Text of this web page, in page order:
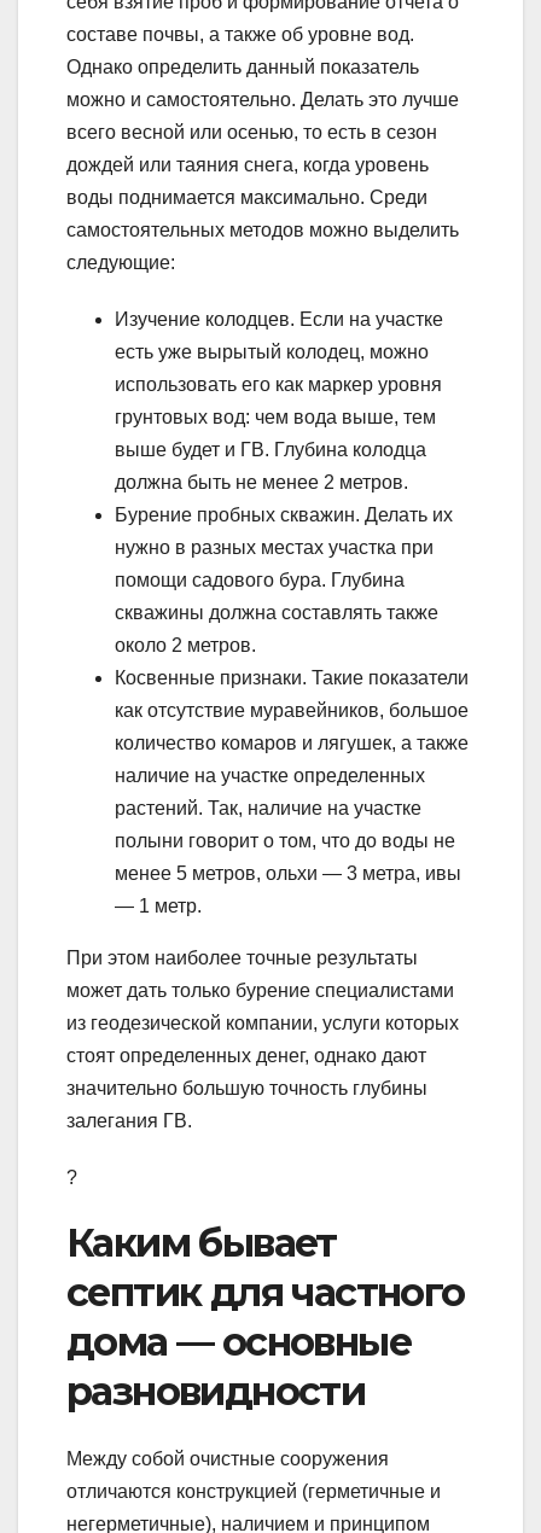
составе почвы, а также об уровне вод.
Однако определить данный показатель
можно и самостоятельно. Делать это лучше
всего весной или осенью, то есть в сезон
дождей или таяния снега, когда уровень
воды поднимается максимально. Среди
самостоятельных методов можно выделить
следующие:
Изучение колодцев. Если на участке
есть уже вырытый колодец, можно
использовать его как маркер уровня
грунтовых вод: чем вода выше, тем
выше будет и ГВ. Глубина колодца
должна быть не менее 2 метров.
Бурение пробных скважин. Делать их
нужно в разных местах участка при
помощи садового бура. Глубина
скважины должна составлять также
около 2 метров.
Косвенные признаки. Такие показатели
как отсутствие муравейников, большое
количество комаров и лягушек, а также
наличие на участке определенных
растений. Так, наличие на участке
полыни говорит о том, что до воды не
менее 5 метров, ольхи — 3 метра, ивы
— 1 метр.
При этом наиболее точные результаты
может дать только бурение специалистами
из геодезической компании, услуги которых
стоят определенных денег, однако дают
значительно большую точность глубины
залегания ГВ.
?
Каким бывает
септик для частного
дома — основные
разновидности
Между собой очистные сооружения
отличаются конструкцией (герметичные и
негерметичные), наличием и принципом